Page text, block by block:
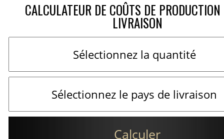
CALCULATEUR DE COÛTS DE
LIVRAISON
Calculer